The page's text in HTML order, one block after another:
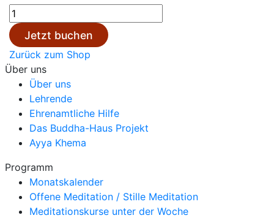
Online
teilnehmen
|
Kurs
44
Menge
Jetzt buchen
Zurück zum Shop
Über uns
Über uns
Lehrende
Ehrenamtliche Hilfe
Das Buddha-Haus Projekt
Ayya Khema
Programm
Monatskalender
Offene Meditation / Stille Meditation
Meditationskurse unter der Woche